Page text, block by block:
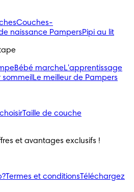
Couches-
naissance PampersPipi au lit
Bébé marcheL'apprentissage
sommeil Le meilleur de Pampers
Taille de couche
et avantages exclusifs !
Termes et conditionsTéléchargez